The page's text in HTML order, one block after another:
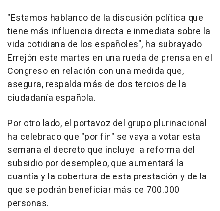
"Estamos hablando de la discusión política que
tiene más influencia directa e inmediata sobre la
vida cotidiana de los españoles", ha subrayado
Errejón este martes en una rueda de prensa en el
Congreso en relación con una medida que,
asegura, respalda más de dos tercios de la
ciudadanía española.
Por otro lado, el portavoz del grupo plurinacional
ha celebrado que "por fin" se vaya a votar esta
semana el decreto que incluye la reforma del
subsidio por desempleo, que aumentará la
cuantía y la cobertura de esta prestación y de la
que se podrán beneficiar más de 700.000
personas.